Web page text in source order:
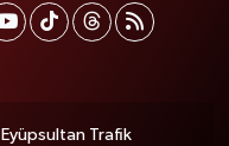
Eyüpsultan Trafik